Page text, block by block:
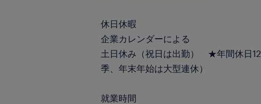
休日休暇
企業カレンダーによる
土日休み（祝日は出勤） ★年間休日
季、年末年始は大型連休）
就業時間